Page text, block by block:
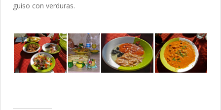
guiso con verduras.